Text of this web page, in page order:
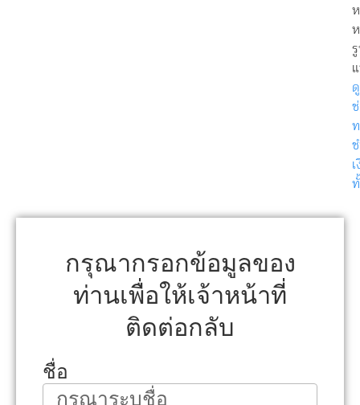
ดู
กรุณากรอกข้อมูลของ
ท่านเพื่อให้เจ้าหน้าที่
ติดต่อกลับ
ชื่อ